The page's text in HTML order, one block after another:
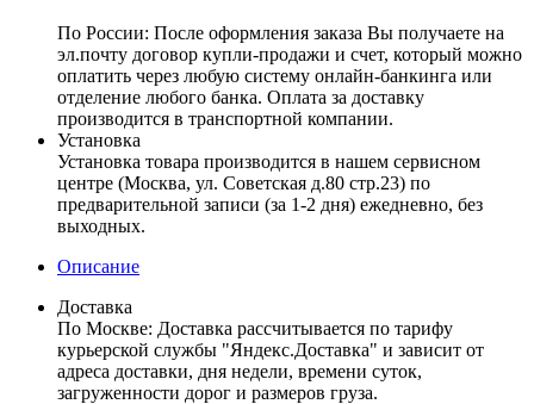
По России: После оформления заказа Вы получаете на
эл.почту договор купли-продажи и счет, который можно
оплатить через любую систему онлайн-банкинга или
отделение любого банка. Оплата за доставку
производится в транспортной компании.
Установка
Установка товара производится в нашем сервисном
центре (Москва, ул. Советская д.80 стр.23) по
предварительной записи (за 1-2 дня) ежедневно, без
выходных.
Описание
Доставка
По Москве: Доставка рассчитывается по тарифу
курьерской службы "Яндекс.Доставка" и зависит от
адреса доставки, дня недели, времени суток,
загруженности дорог и размеров груза.